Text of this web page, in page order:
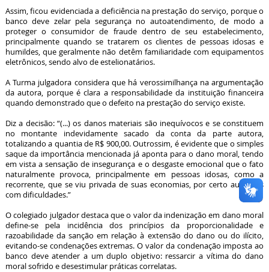
Assim, ficou evidenciada a deficiência na prestação do serviço, porque o
banco deve zelar pela segurança no autoatendimento, de modo a
proteger o consumidor de fraude dentro de seu estabelecimento,
principalmente quando se tratarem os clientes de pessoas idosas e
humildes, que geralmente não detêm familiaridade com equipamentos
eletrônicos, sendo alvo de estelionatários.
A Turma julgadora considera que há verossimilhança na argumentação
da autora, porque é clara a responsabilidade da instituição financeira
quando demonstrado que o defeito na prestação do serviço existe.
Diz a decisão: “(...) os danos materiais são inequívocos e se constituem
no montante indevidamente sacado da conta da parte autora,
totalizando a quantia de R$ 900,00. Outrossim, é evidente que o simples
saque da importância mencionada já aponta para o dano moral, tendo
em vista a sensação de insegurança e o desgaste emocional que o fato
naturalmente provoca, principalmente em pessoas idosas, como a
recorrente, que se viu privada de suas economias, por certo auferidas
com dificuldades.”
O colegiado julgador destaca que o valor da indenização em dano moral
define-se pela incidência dos princípios da proporcionalidade e
razoabilidade da sanção em relação à extensão do dano ou do ilícito,
evitando-se condenações extremas. O valor da condenação imposta ao
banco deve atender a um duplo objetivo: ressarcir a vítima do dano
moral sofrido e desestimular práticas correlatas.